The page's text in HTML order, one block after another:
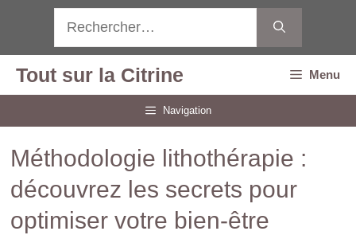
contenu
Tout sur la Citrine Menu
Navigation
Méthodologie lithothérapie :
découvrez les secrets pour
optimiser votre bien-être